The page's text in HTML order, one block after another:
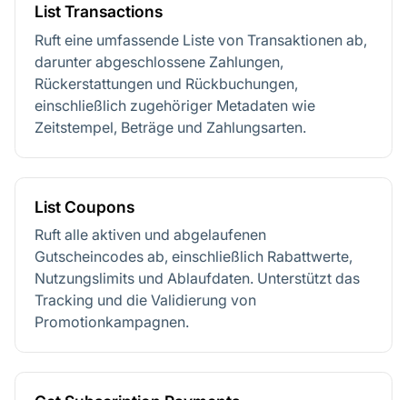
List Transactions
Ruft eine umfassende Liste von Transaktionen ab,
darunter abgeschlossene Zahlungen,
Rückerstattungen und Rückbuchungen,
einschließlich zugehöriger Metadaten wie
Zeitstempel, Beträge und Zahlungsarten.
List Coupons
Ruft alle aktiven und abgelaufenen
Gutscheincodes ab, einschließlich Rabattwerte,
Nutzungslimits und Ablaufdaten. Unterstützt das
Tracking und die Validierung von
Promotionkampagnen.